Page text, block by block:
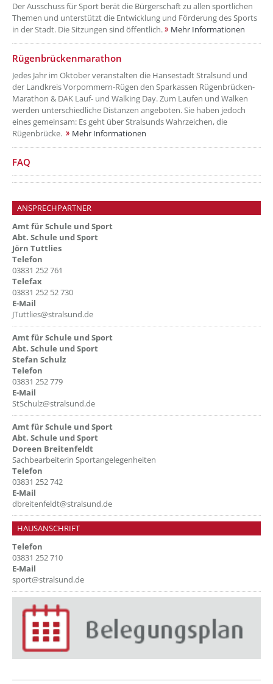
Der Ausschuss für Sport berät die Bürgerschaft zu allen sportlichen
Themen und unterstützt die Entwicklung und Förderung des Sports
in der Stadt. Die Sitzungen sind öffentlich.
Mehr Informationen
??? absaetzeUnten[7]/titel ???
Rügenbrückenmarathon
Jedes Jahr im Oktober veranstalten die Hansestadt Stralsund und
der Landkreis Vorpommern-Rügen den Sparkassen Rügenbrücken-
Marathon & DAK Lauf- und Walking Day. Zum Laufen und Walken
werden unterschiedliche Distanzen angeboten. Sie haben jedoch
eines gemeinsam: Es geht über Stralsunds Wahrzeichen, die
Rügenbrücke.
Mehr Informationen
??? absaetzeUnten[8]/titel ???
FAQ
ANSPRECHPARTNER
Amt für Schule und Sport
Abt. Schule und Sport
Jörn Tuttlies
Telefon
03831 252 761
Telefax
03831 252 52 730
E-Mail
JTuttlies@stralsund.de
Amt für Schule und Sport
Abt. Schule und Sport
Stefan Schulz
Telefon
03831 252 779
E-Mail
StSchulz@stralsund.de
Amt für Schule und Sport
Abt. Schule und Sport
Doreen Breitenfeldt
Sachbearbeiterin Sportangelegenheiten
Telefon
03831 252 742
E-Mail
dbreitenfeldt@stralsund.de
HAUSANSCHRIFT
Telefon
03831 252 710
E-Mail
sport@stralsund.de